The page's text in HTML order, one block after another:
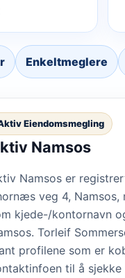
Enkeltmeglere
Eiendomsmegling
Namsos
Namsos er
veg 4, Namsos,
kjede-/kontornavn
Torleif
profilene som er
til å